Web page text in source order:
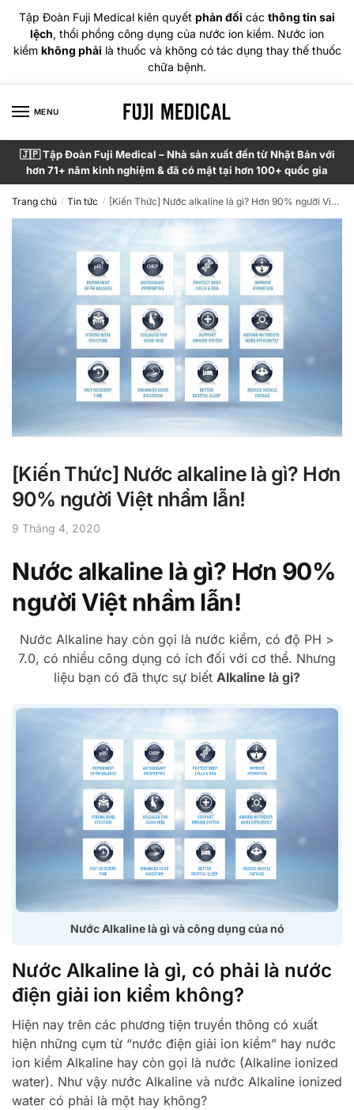
Tập Đoàn Fuji Medical kiên quyết phản đối các thông tin sai
lệch, thổi phồng công dụng của nước ion kiềm. Nước ion
kiềm không phải là thuốc và không có tác dụng thay thế thuốc
chữa bệnh.
MENU
🇯🇵 Tập Đoàn Fuji Medical – Nhà sản xuất đến từ Nhật Bản với
hơn 71+ năm kinh nghiệm & đã có mặt tại hơn 100+ quốc gia
Trang chủ / Tin tức / [Kiến Thức] Nước alkaline là gì? Hơn 90% người Việt nhầm lẫn!
[Kiến Thức] Nước alkaline là gì? Hơn
90% người Việt nhầm lẫn!
9 Tháng 4, 2020
Nước alkaline là gì? Hơn 90%
người Việt nhầm lẫn!
Nước Alkaline hay còn gọi là nước kiềm, có độ PH >
7.0, có nhiều công dụng có ích đối với cơ thể. Nhưng
liệu bạn có đã thực sự biết Alkaline là gi?
Nước Alkaline là gì và công dụng của nó
Nước Alkaline là gì, có phải là nước
điện giải ion kiềm không?
Hiện nay trên các phương tiện truyền thông có xuất
hiện những cụm từ “nước điện giải ion kiềm” hay nước
ion kiềm Alkaline hay còn gọi là nước (Alkaline ionized
water). Như vậy nước Alkaline và nước Alkaline ionized
water có phải là một hay không?